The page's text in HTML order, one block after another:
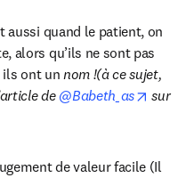
aussi quand le patient, on
alors qu’ils ne sont pas
ils ont un nom !(à ce sujet,
de @Babeth_as opens
sur
de valeur facile (Il